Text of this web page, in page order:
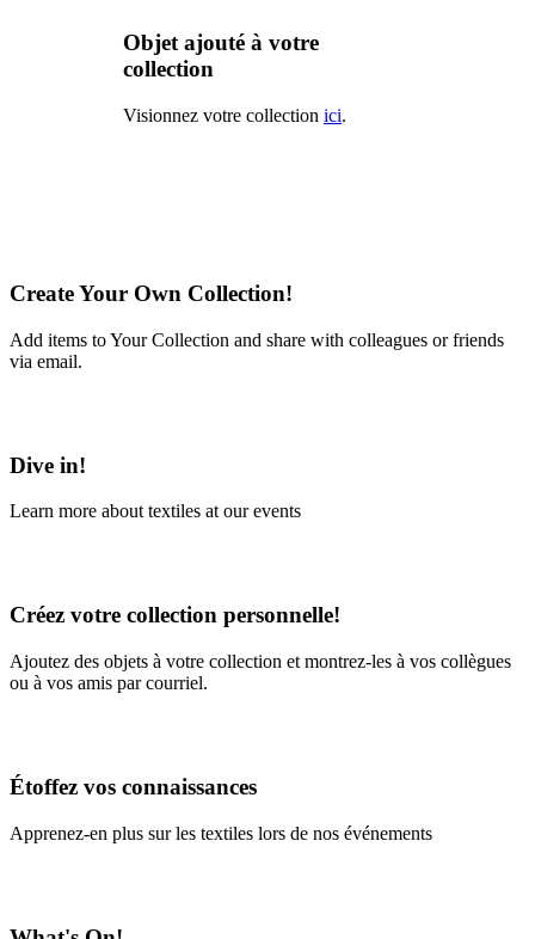
Objet ajouté à votre
collection
Visionnez votre collection ici.
Create Your Own Collection!
Add items to Your Collection and share with colleagues or friends
via email.
Dive in!
Learn more about textiles at our events
Créez votre collection personnelle!
Ajoutez des objets à votre collection et montrez-les à vos collègues
ou à vos amis par courriel.
Étoffez vos connaissances
Apprenez-en plus sur les textiles lors de nos événements